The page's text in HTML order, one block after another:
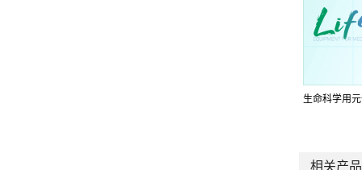
生命科学用
相关产品